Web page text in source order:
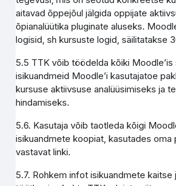
aitavad õppejõul jälgida oppijate
õpianalüütika pluginate aluseks.
logisid, sh kursuste logid, säilitatakse
5.5 TTK võib töödelda kõiki Moodle’is
isikuandmeid Moodle’i kasutajatoe
kursuse aktiivsuse analüüsimiseks ja
hindamiseks.
5.6. Kasutaja võib taotleda kõigi
isikuandmete koopiat, kasutades oma
vastavat linki.
5.7. Rohkem infot isikuandmete kaitse